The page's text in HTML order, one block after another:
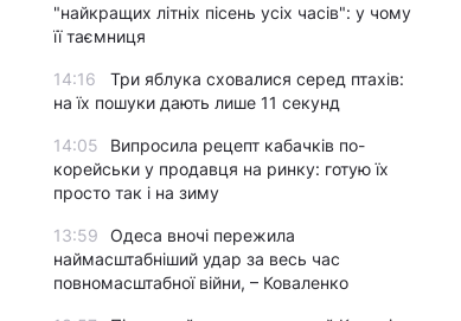
"найкращих літніх пісень усіх часів": у чому
її таємниця
14:16
Три яблука сховалися серед птахів:
на їх пошуки дають лише 11 секунд
14:05
Випросила рецепт кабачків по-
корейськи у продавця на ринку: готую їх
просто так і на зиму
13:59
Одеса вночі пережила
наймасштабніший удар за весь час
повномасштабної війни, – Коваленко